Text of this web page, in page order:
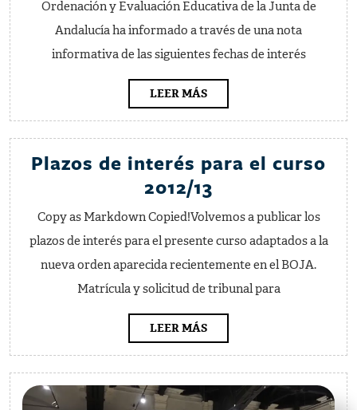
2012-
2013
fechas
de
interés
Ordenación y Evaluación Educativa de la Junta de
Andalucía ha informado a través de una nota
informativa de las siguientes fechas de interés
LEER MÁSLEER
MÁS
Plazos de interés para el curso
2012/13
de
interés
para
el
Copy as Markdown Copied!Volvemos a publicar los
plazos de interés para el presente curso adaptados a la
nueva orden aparecida recientemente en el BOJA.
Matrícula y solicitud de tribunal para
LEER MÁSLEER
MÁS